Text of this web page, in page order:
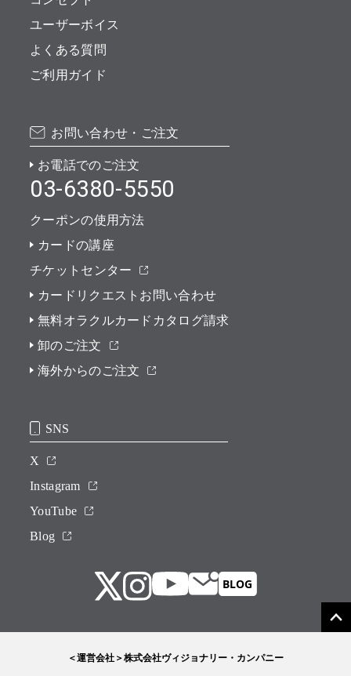
ユーザーボイス
よくある質問
ご利用ガイド
お問い合わせ・ご注文
お電話でのご注文
03-6380-5550
クーポンの使用方法
カードの講座
チケットセンター
カードリクエストお問い合わせ
無料オラクルカードカタログ請求
卸のご注文
海外からのご注文
SNS
X
Instagram
YouTube
Blog
＜運営会社＞株式会社ヴィジョナリー・カンパニー